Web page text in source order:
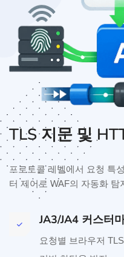
TLS 지문 및
프로토콜 레벨에서 요청 특
터 제어로 WAF의 자동화 탐
JA3/JA4 커스터
요청별 브라우저